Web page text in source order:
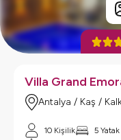
Villa Grand
Antalya / Kaş /
10 Kişilik 5 Yatak